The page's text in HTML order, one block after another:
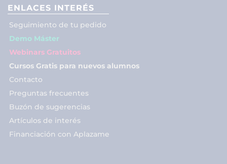
ENLACES INTERÉS
Seguimiento de tu pedido
Demo Máster
Webinars Gratuitos
Cursos Gratis para nuevos alumnos
Contacto
Preguntas frecuentes
Buzón de sugerencias
Artículos de interés
Financiación con Aplazame